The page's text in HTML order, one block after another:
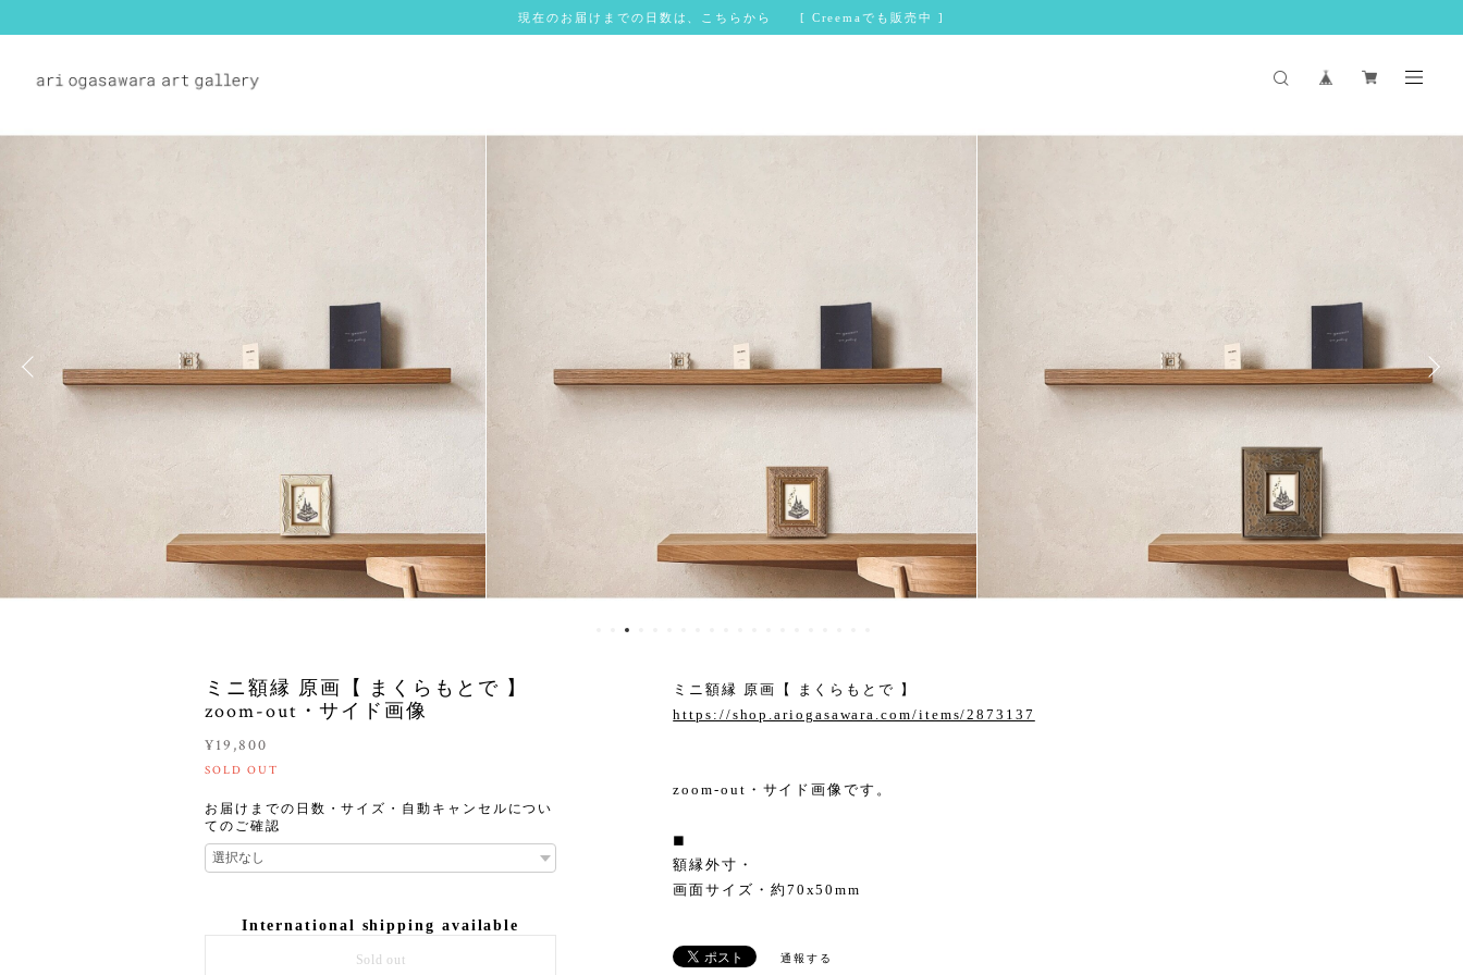
現在のお届けまでの日数は、こちらから [ Creemaでも販売中 ]
ミニ額縁 原画【 まくらもとで 】
zoom-out・サイド画像
¥19,800
SOLD OUT
お届けまでの日数・サイズ・自動キャンセルについ
てのご確認
International shipping available
Sold out
ミニ額縁 原画【 まくらもとで 】
https://shop.ariogasawara.com/items/2873137
zoom-out・サイド画像です。
◼︎
額縁外寸・
画面サイズ・約70x50mm
通報する